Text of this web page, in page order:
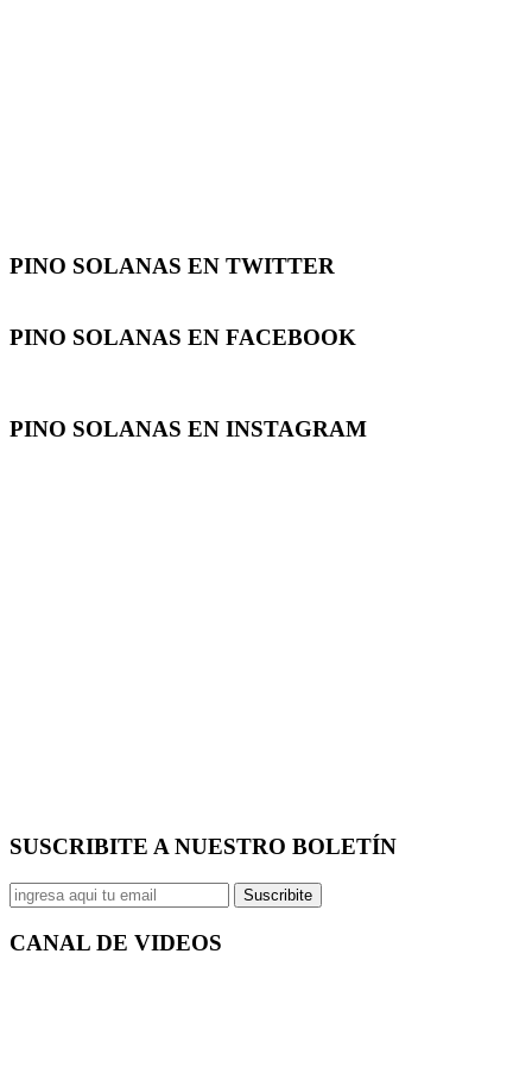
PINO SOLANAS EN TWITTER
PINO SOLANAS EN FACEBOOK
PINO SOLANAS EN INSTAGRAM
SUSCRIBITE A NUESTRO BOLETÍN
Suscribite
CANAL DE VIDEOS